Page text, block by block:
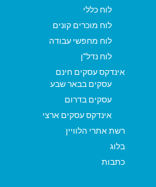
לוח כללי
לוח מוכרים קונים
לוח מחפשי עבודה
לוח נדל"ן
אינדקס עסקים חינם
עסקים בבאר שבע
עסקים בדרום
אינדקס עסקים ארצי
רשת אתרי הלוויין
בלוג
כתבות